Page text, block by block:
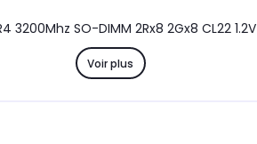
3200Mhz SO-DIMM 2Rx8 2Gx8 CL22 1.2V
Voir plus